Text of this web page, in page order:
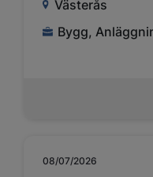
Västerås
Bygg,
08/07/2026